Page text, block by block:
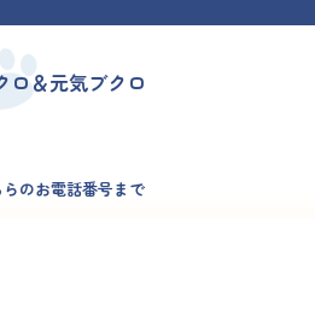
ロ＆元気ブクロ
のお電話番号まで